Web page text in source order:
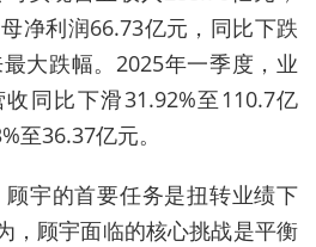
净利润66.73亿元，同比下跌
大跌幅。2025年一季度，业
同比下滑31.92%至110.7亿
至36.37亿元。
顾宇的首要任务是扭转业绩下
，顾宇面临的核心挑战是平衡